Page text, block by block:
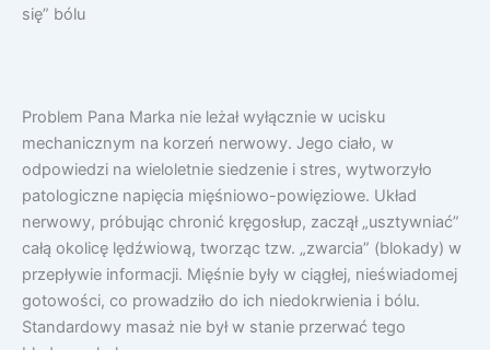
się” bólu
Problem Pana Marka nie leżał wyłącznie w ucisku
mechanicznym na korzeń nerwowy. Jego ciało, w
odpowiedzi na wieloletnie siedzenie i stres, wytworzyło
patologiczne napięcia mięśniowo-powięziowe. Układ
nerwowy, próbując chronić kręgosłup, zaczął „usztywniać”
całą okolicę lędźwiową, tworząc tzw. „zwarcia” (blokady) w
przepływie informacji. Mięśnie były w ciągłej, nieświadomej
gotowości, co prowadziło do ich niedokrwienia i bólu.
Standardowy masaż nie był w stanie przerwać tego